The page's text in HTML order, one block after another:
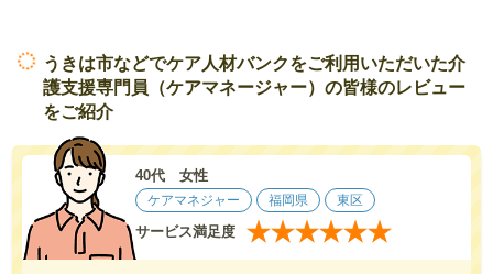
うきは市などでケア人材バンクをご利用いただいた介
護支援専門員（ケアマネージャー）の皆様のレビュー
をご紹介
40代 女性
ケアマネジャー 福岡県 東区
サービス満足度 ★★★★★★